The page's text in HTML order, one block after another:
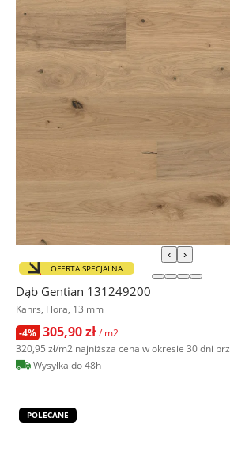
‹ ›
OFERTA SPECJALNA
Dąb Gentian 131249200
Kahrs, Flora, 13 mm
-4% 305,90 zł / m2
320,95 zł/m2 najniższa cena w okresie 30 dni
Wysyłka do 48h
POLECANE